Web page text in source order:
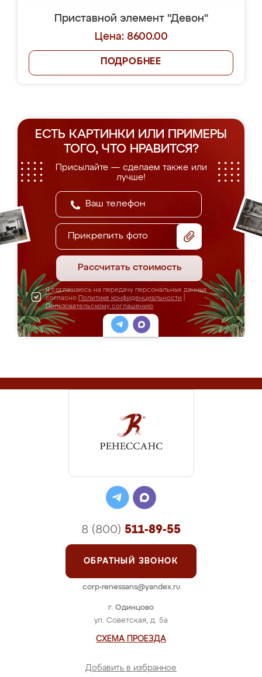
Приставной элемент "Девон"
Цена: 8600.00
ПОДРОБНЕЕ
ЕСТЬ КАРТИНКИ ИЛИ ПРИМЕРЫ
ТОГО, ЧТО НРАВИТСЯ?
Присылайте — сделаем также или
лучше!
Прикрепить фото
Рассчитать стоимость
Я соглашаюсь на передачу персональных данных
согласно Политике конфиденциальности
Пользовательскому соглашению
г. Одинцово
ул. Советская, д. 5а
СХЕМА ПРОЕЗДА
Добавить в избранное
8 (800) 511-89-55
ОБРАТНЫЙ ЗВОНОК
corp-renessans@yandex.ru